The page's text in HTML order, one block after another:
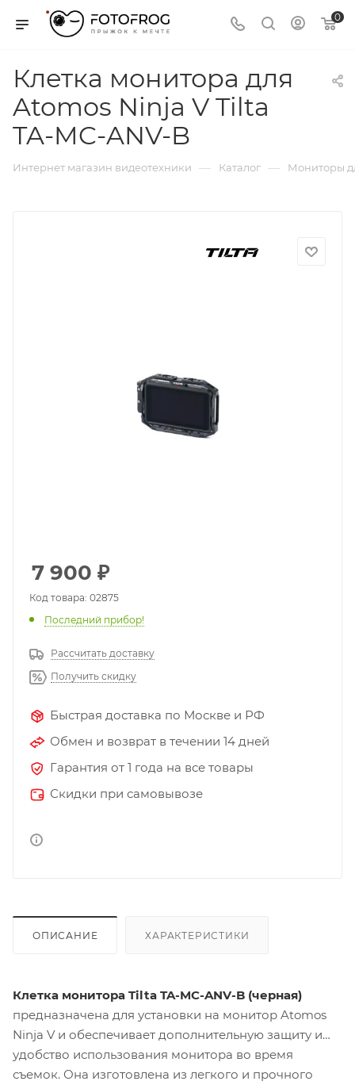
0
Клетка монитора для
Atomos Ninja V Tilta
TA-MC-ANV-B
Интернет магазин видеотехники — Каталог — Мониторы
7 900 ₽
Код товара: 02875
Последний прибор!
Рассчитать доставку
Получить скидку
Быстрая доставка по Москве и РФ
Обмен и возврат в течении 14 дней
Гарантия от 1 года на все товары
Скидки при самовывозе
ОПИСАНИЕ ХАРАКТЕРИСТИКИ
Клетка монитора Tilta TA-MC-ANV-B (черная)
предназначена для установки на монитор Atomos
Ninja V и обеспечивает дополнительную защиту и
удобство использования монитора во время
съемок. Она изготовлена из легкого и прочного